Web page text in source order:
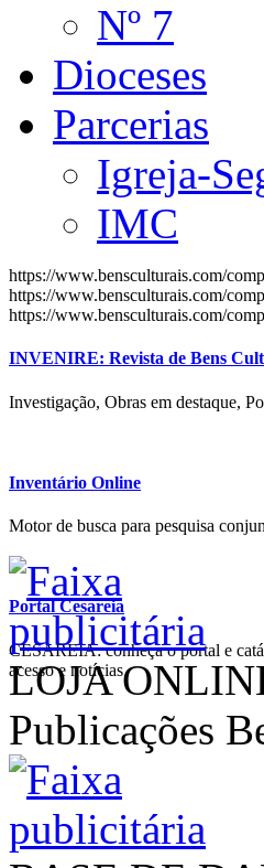
Nº 7
Dioceses
Parcerias
Igreja-
IMC
https://www.bensculturais.com/
https://www.bensculturais.com/
https://www.bensculturais.com/
INVENIRE: Revista de Bens
Investigação, Obras em destaque,
Inventário Online
Motor de busca para pesquisa
Portal Cesareia
CESAREIA: conheça o portal e
acesso e notícias
LOJA
Publicações